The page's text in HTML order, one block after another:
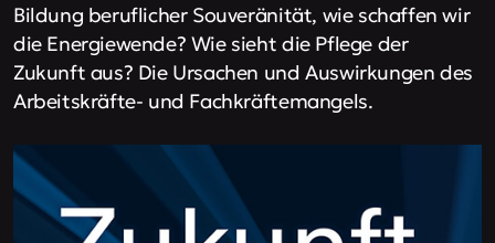
Bildung beruflicher Souveränität, wie schaffen wir
die Energiewende? Wie sieht die Pflege der
Zukunft aus? Die Ursachen und Auswirkungen des
Arbeitskräfte- und Fachkräftemangels.